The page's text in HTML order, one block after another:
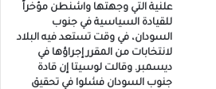
علنية التي وجهتها واشنطن مؤخراً
للقيادة السياسية في جنوب
السودان، في وقت تستعد فيه البلاد
لانتخابات من المقرر إجراؤها في
ديسمبر. وقالت لوسيتا إن قادة
جنوب السودان فشلوا في تحقيق